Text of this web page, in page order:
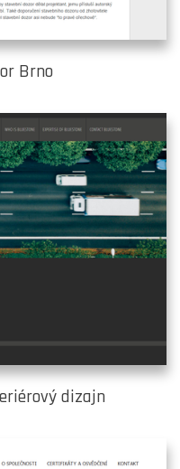
Brno
dizajn